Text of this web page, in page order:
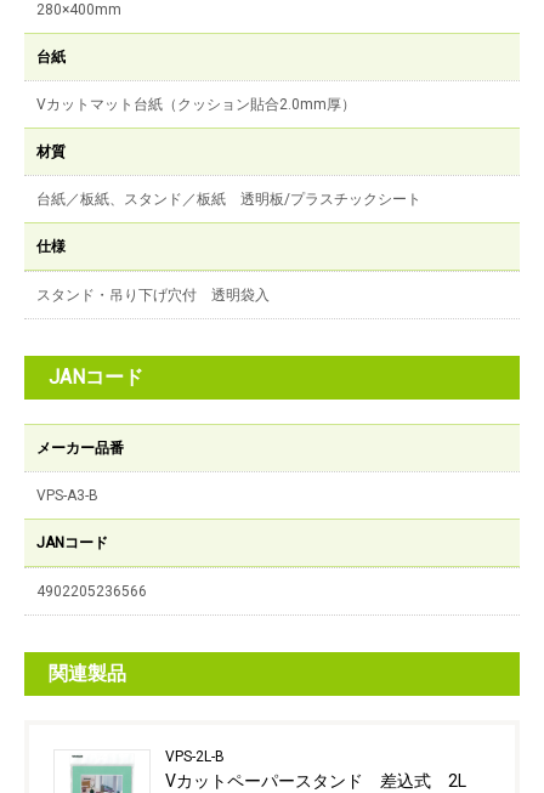
280×400mm
台紙
Vカットマット台紙（クッション貼合2.0mm厚）
材質
台紙／板紙、スタンド／板紙 透明板/プラスチックシート
仕様
スタンド・吊り下げ穴付 透明袋入
JANコード
メーカー品番
VPS-A3-B
JANコード
4902205236566
関連製品
VPS-2L-B
Vカットペーパースタンド 差込式 2L